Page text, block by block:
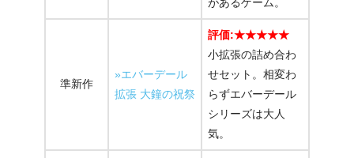
準新作
»エバーデール
拡張 大鐘の祝祭
評価:★★★★★
小拡張の詰め合わ
せセット。相変わ
らずエバーデール
シリーズは大人
気。